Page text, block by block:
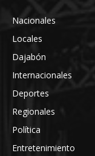
Nacionales
Locales
Dajabón
Internacionales
Deportes
Regionales
Política
Entretenimiento